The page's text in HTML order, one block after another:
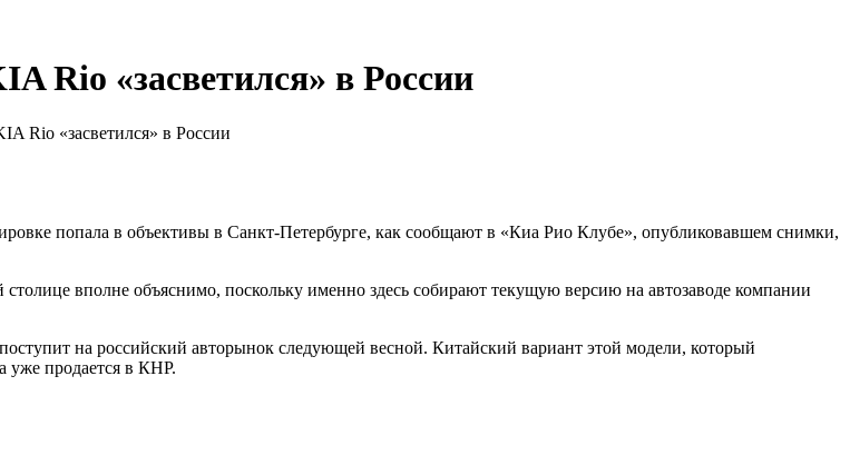
Rio «засветился» в России
Rio «засветился» в России
попала в объективы в Санкт-Петербурге, как сообщают в «Киа Рио Клубе», опубликовавшем снимки,
вполне объяснимо, поскольку именно здесь собирают текущую версию на автозаводе компании
на российский авторынок следующей весной. Китайский вариант этой модели, который
уже продается в КНР.